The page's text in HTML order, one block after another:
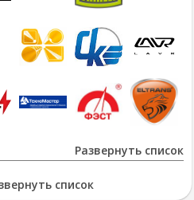
Развернуть список
список